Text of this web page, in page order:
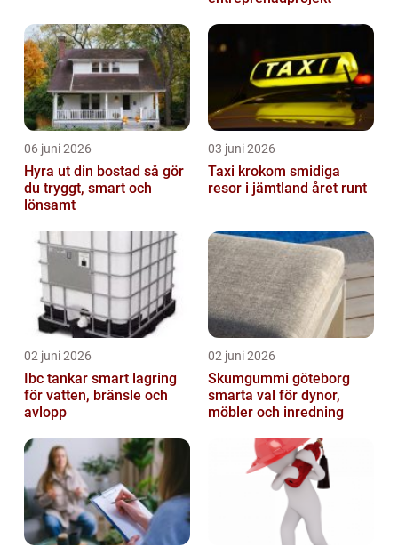
06 juni 2026
Hyra ut din bostad så gör
du tryggt, smart och
lönsamt
03 juni 2026
Taxi krokom smidiga
resor i jämtland året runt
02 juni 2026
Ibc tankar smart lagring
för vatten, bränsle och
avlopp
02 juni 2026
Skumgummi göteborg
smarta val för dynor,
möbler och inredning